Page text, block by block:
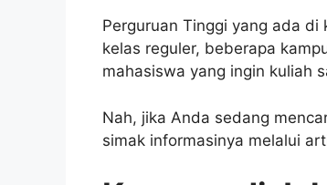
Perguruan Tinggi yang ada
kelas reguler, beberapa
mahasiswa yang ingin kuliah
Nah, jika Anda sedang
simak informasinya melalui